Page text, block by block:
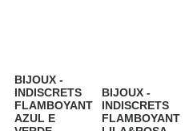
BIJOUX -
INDISCRETS
FLAMBOYANT
AZUL E
BIJOUX -
INDISCRETS
FLAMBOYANT